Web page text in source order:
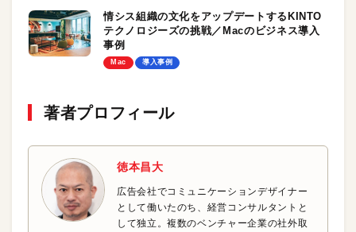
情シス組織の文化をアップデートするKINTO
テクノロジーズの挑戦／Macのビジネス導入
事例
Mac 導入事例
著者プロフィール
徳本昌大
広告会社でコミュニケーションデザイナー
として働いたのち、経営コンサルタントと
して独立。複数のベンチャー企業の社外取